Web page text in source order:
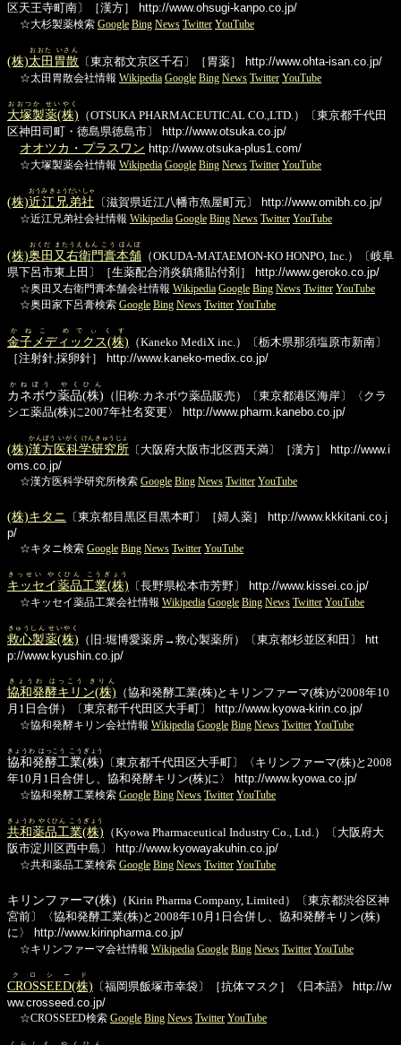
区天王寺町南〕［漢方］
http://www.ohsugi-kanpo.co.jp/
☆大杉製薬検索 Google Bing News Twitter YouTube
(株)太田胃散
おおた いさん
〔東京都文京区千石〕［胃薬］
http://www.ohta-isan.co.jp/
☆太田胃散会社情報 Wikipedia Google Bing News Twitter YouTube
大塚製薬(株)
おおつか せいやく
（OTSUKA PHARMACEUTICAL CO.,LTD.）〔東京都千代田
区神田司町・徳島県徳島市〕
http://www.otsuka.co.jp/
オオツカ・プラスワン http://www.otsuka-plus1.com/
☆大塚製薬会社情報 Wikipedia Google Bing News Twitter YouTube
(株)近江兄弟社
おうみ きょうだい しゃ
〔滋賀県近江八幡市魚屋町元〕
http://www.omibh.co.jp/
☆近江兄弟社会社情報 Wikipedia Google Bing News Twitter YouTube
(株)奥田又右衛門膏本舗
おくだ またうえもん こう ほんぽ
（OKUDA-MATAEMON-KO HONPO, Inc.）〔岐阜
県下呂市東上田〕［生薬配合消炎鎮痛貼付剤］
http://www.geroko.co.jp/
☆奥田又右衛門膏本舗会社情報 Wikipedia Google Bing News Twitter YouTube
☆奥田家下呂膏検索 Google Bing News Twitter YouTube
金子メディックス(株)
かねこ めでぃくす
（Kaneko MediX inc.）〔栃木県那須塩原市新南〕
［注射針,採卵針］
http://www.kaneko-medix.co.jp/
カネボウ薬品(株)
かねぼう やくひん
（旧称:カネボウ薬品販売）〔東京都港区海岸〕〈クラ
シエ薬品(株)に2007年社名変更〉
http://www.pharm.kanebo.co.jp/
(株)漢方医科学研究所
かんぽう いがく けんきゅうじょ
〔大阪府大阪市北区西天満〕［漢方］
http://www.i
oms.co.jp/
☆漢方医科学研究所検索 Google Bing News Twitter YouTube
(株)キタニ 〔東京都目黒区目黒本町〕［婦人薬］
http://www.kkkitani.co.j
p/
☆キタニ検索 Google Bing News Twitter YouTube
キッセイ薬品工業(株)
きっせい やくひん こうぎょう
〔長野県松本市芳野〕
http://www.kissei.co.jp/
☆キッセイ薬品工業会社情報 Wikipedia Google Bing News Twitter YouTube
救心製薬(株)
きゅうしん せいやく
（旧:堀博愛薬房→救心製薬所）〔東京都杉並区和田〕
htt
p://www.kyushin.co.jp/
協和発酵キリン(株)
きょうわ はっこう きりん
（協和発酵工業(株)とキリンファーマ(株)が2008年10
月1日合併）〔東京都千代田区大手町〕
http://www.kyowa-kirin.co.jp/
☆協和発酵キリン会社情報 Wikipedia Google Bing News Twitter YouTube
協和発酵工業(株)
きょうわ はっこう こうぎょう
〔東京都千代田区大手町〕〈キリンファーマ(株)と2008
年10月1日合併し、協和発酵キリン(株)に〉
http://www.kyowa.co.jp/
☆協和発酵工業検索 Google Bing News Twitter YouTube
共和薬品工業(株)
きょうわ やくひん こうぎょう
（Kyowa Pharmaceutical Industry Co., Ltd.）〔大阪府大
阪市淀川区西中島〕
http://www.kyowayakuhin.co.jp/
☆共和薬品工業検索 Google Bing News Twitter YouTube
キリンファーマ(株) （Kirin Pharma Company, Limited）〔東京都渋谷区神
宮前〕〈協和発酵工業(株)と2008年10月1日合併し、協和発酵キリン(株)
に〉
http://www.kirinpharma.co.jp/
☆キリンファーマ会社情報 Wikipedia Google Bing News Twitter YouTube
CROSSEED(株)
クロシード
〔福岡県飯塚市幸袋〕［抗体マスク］《日本語》
http://w
ww.crosseed.co.jp/
☆CROSSEED検索 Google Bing News Twitter YouTube